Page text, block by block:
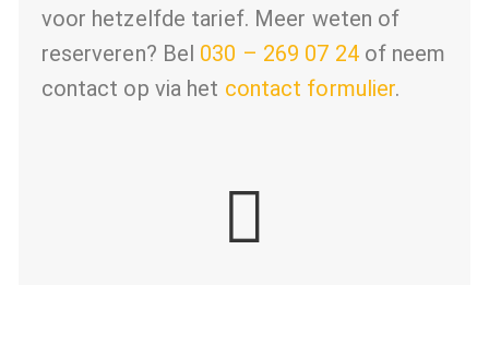
voor hetzelfde tarief. Meer weten of
reserveren? Bel 030 – 269 07 24of neem
contact op via het contact formulier.